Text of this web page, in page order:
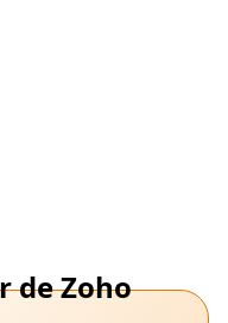
de Zoho